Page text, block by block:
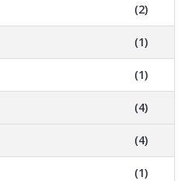
(2)
(1)
(1)
(4)
(4)
(1)